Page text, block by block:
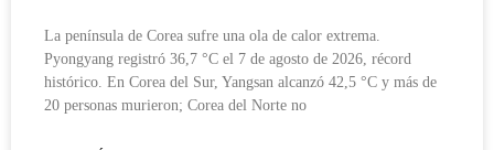
La península de Corea sufre una ola de calor extrema.
Pyongyang registró 36,7 °C el 7 de agosto de 2026, récord
histórico. En Corea del Sur, Yangsan alcanzó 42,5 °C y más de
20 personas murieron; Corea del Norte no